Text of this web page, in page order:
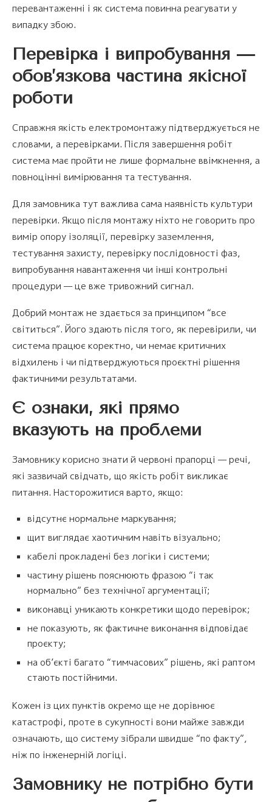
перевантаженні і як система повинна реагувати у
випадку збою.
Перевірка і випробування —
обов’язкова частина якісної
роботи
Справжня якість електромонтажу підтверджується не
словами, а перевірками. Після завершення робіт
система має пройти не лише формальне ввімкнення, а
повноцінні вимірювання та тестування.
Для замовника тут важлива сама наявність культури
перевірки. Якщо після монтажу ніхто не говорить про
вимір опору ізоляції, перевірку заземлення,
тестування захисту, перевірку послідовності фаз,
випробування навантаження чи інші контрольні
процедури — це вже тривожний сигнал.
Добрий монтаж не здається за принципом “все
світиться”. Його здають після того, як перевірили, чи
система працює коректно, чи немає критичних
відхилень і чи підтверджуються проєктні рішення
фактичними результатами.
Є ознаки, які прямо
вказують на проблеми
Замовнику корисно знати й червоні прапорці — речі,
які зазвичай свідчать, що якість робіт викликає
питання. Насторожитися варто, якщо:
відсутнє нормальне маркування;
щит виглядає хаотичним навіть візуально;
кабелі прокладені без логіки і системи;
частину рішень пояснюють фразою “і так
нормально” без технічної аргументації;
виконавці уникають конкретики щодо перевірок;
не показують, як фактичне виконання відповідає
проєкту;
на об’єкті багато “тимчасових” рішень, які раптом
стають постійними.
Кожен із цих пунктів окремо ще не дорівнює
катастрофі, проте в сукупності вони майже завжди
означають, що систему зібрали швидше “по факту”,
ніж по інженерній логіці.
Замовнику не потрібно бути